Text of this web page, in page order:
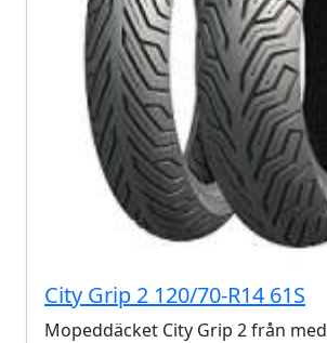
City Grip 2 120/70-R14 61S
Mopeddäcket City Grip 2 från med